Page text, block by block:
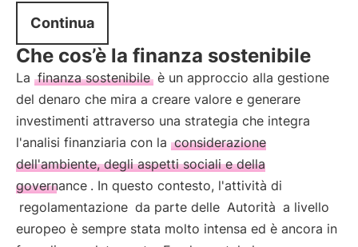
Continua
Che cos’è la finanza sostenibile
La finanza sostenibile è un approccio alla gestione
del denaro che mira a creare valore e generare
investimenti attraverso una strategia che integra
l'analisi finanziaria con la considerazione
dell'ambiente, degli aspetti sociali e della
governance . In questo contesto, l'attività di
regolamentazione da parte delle Autorità a livello
europeo è sempre stata molto intensa ed è ancora in